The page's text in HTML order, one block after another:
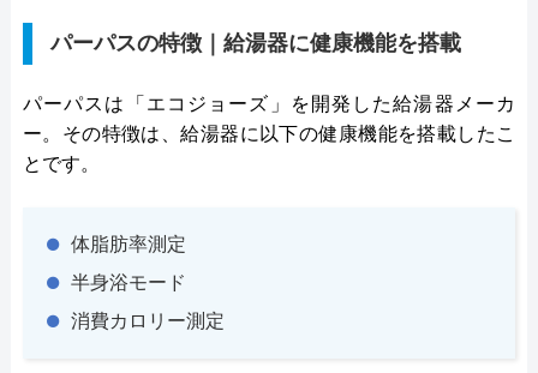
パーパスの特徴｜給湯器に健康機能を搭載
パーパスは「エコジョーズ」を開発した給湯器メーカ
ー。その特徴は、給湯器に以下の健康機能を搭載したこ
とです。
体脂肪率測定
半身浴モード
消費カロリー測定